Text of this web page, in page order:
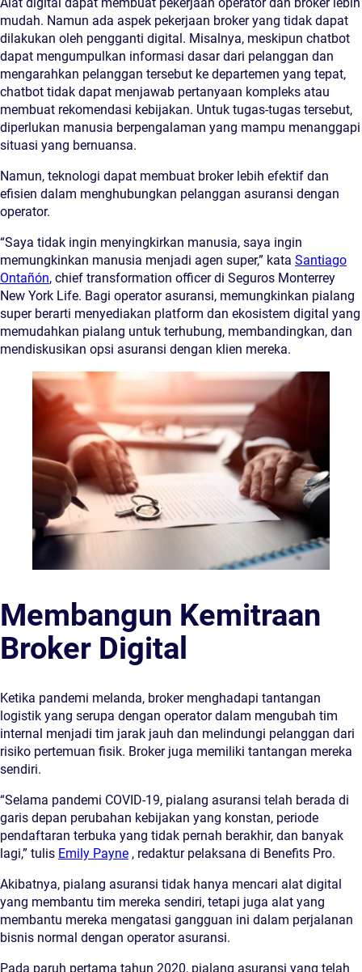
mudah. Namun ada aspek pekerjaan broker yang tidak dapat
dilakukan oleh pengganti digital. Misalnya, meskipun chatbot
dapat mengumpulkan informasi dasar dari pelanggan dan
mengarahkan pelanggan tersebut ke departemen yang tepat,
chatbot tidak dapat menjawab pertanyaan kompleks atau
membuat rekomendasi kebijakan. Untuk tugas-tugas tersebut,
diperlukan manusia berpengalaman yang mampu menanggapi
situasi yang bernuansa.
Namun, teknologi dapat membuat broker lebih efektif dan
efisien dalam menghubungkan pelanggan asuransi dengan
operator.
“Saya tidak ingin menyingkirkan manusia, saya ingin
memungkinkan manusia menjadi agen super,” kata Santiago
Ontañón, chief transformation officer di Seguros Monterrey
New York Life. Bagi operator asuransi, memungkinkan pialang
super berarti menyediakan platform dan ekosistem digital yang
memudahkan pialang untuk terhubung, membandingkan, dan
mendiskusikan opsi asuransi dengan klien mereka.
Membangun Kemitraan
Broker Digital
Ketika pandemi melanda, broker menghadapi tantangan
logistik yang serupa dengan operator dalam mengubah tim
internal menjadi tim jarak jauh dan melindungi pelanggan dari
risiko pertemuan fisik. Broker juga memiliki tantangan mereka
sendiri.
“Selama pandemi COVID-19, pialang asuransi telah berada di
garis depan perubahan kebijakan yang konstan, periode
pendaftaran terbuka yang tidak pernah berakhir, dan banyak
lagi,” tulis Emily Payne , redaktur pelaksana di Benefits Pro.
Akibatnya, pialang asuransi tidak hanya mencari alat digital
yang membantu tim mereka sendiri, tetapi juga alat yang
membantu mereka mengatasi gangguan ini dalam perjalanan
bisnis normal dengan operator asuransi.
Pada paruh pertama tahun 2020, pialang asuransi yang telah